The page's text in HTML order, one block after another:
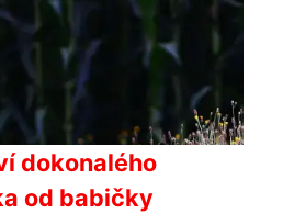
dokonalého
od babičky